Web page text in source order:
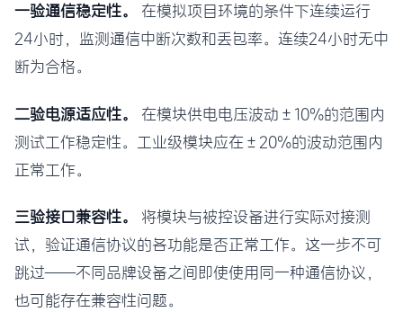
一验通信稳定性。
在模拟项目环境的条件下连续运行
24小时，监测通信中断次数和丢包率。连续24小时无中
断为合格。
二验电源适应性。
在模块供电电压波动±10%的范围内
测试工作稳定性。工业级模块应在±20%的波动范围内
正常工作。
三验接口兼容性。
将模块与被控设备进行实际对接测
试，验证通信协议的各功能是否正常工作。这一步不可
跳过——不同品牌设备之间即使使用同一种通信协议，
也可能存在兼容性问题。